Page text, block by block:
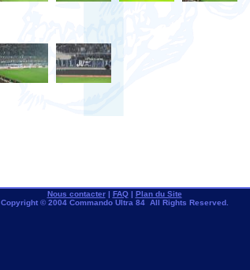
Nous contacter| FAQ| Plan du Site
Copyright © 2004 Commando Ultra 84 All Rights Reserved.